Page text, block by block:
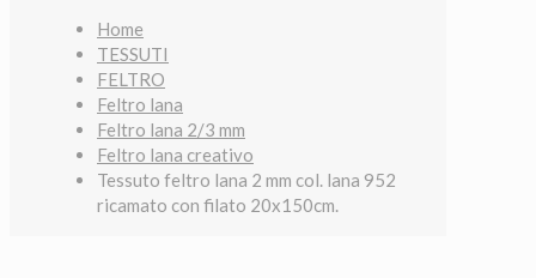
Home
TESSUTI
FELTRO
Feltro lana
Feltro lana 2/3 mm
Feltro lana creativo
Tessuto feltro lana 2 mm col. lana 952
ricamato con filato 20x150cm.